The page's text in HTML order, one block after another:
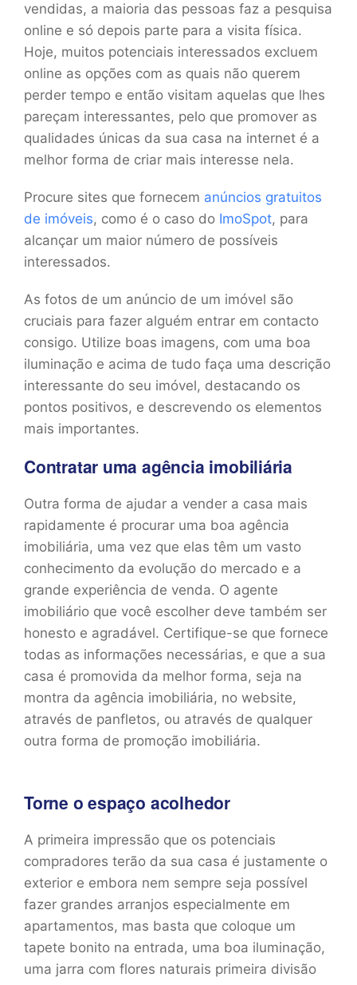
vendidas, a maioria das pessoas faz a pesquisa
online e só depois parte para a visita física.
Hoje, muitos potenciais interessados excluem
online as opções com as quais não querem
perder tempo e então visitam aquelas que lhes
pareçam interessantes, pelo que promover as
qualidades únicas da sua casa na internet é a
melhor forma de criar mais interesse nela.
Procure sites que fornecem anúncios gratuitos
de imóveis, como é o caso do ImoSpot, para
alcançar um maior número de possíveis
interessados.
As fotos de um anúncio de um imóvel são
cruciais para fazer alguém entrar em contacto
consigo. Utilize boas imagens, com uma boa
iluminação e acima de tudo faça uma descrição
interessante do seu imóvel, destacando os
pontos positivos, e descrevendo os elementos
mais importantes.
Contratar uma agência imobiliária
Outra forma de ajudar a vender a casa mais
rapidamente é procurar uma boa agência
imobiliária, uma vez que elas têm um vasto
conhecimento da evolução do mercado e a
grande experiência de venda. O agente
imobiliário que você escolher deve também ser
honesto e agradável. Certifique-se que fornece
todas as informações necessárias, e que a sua
casa é promovida da melhor forma, seja na
montra da agência imobiliária, no website,
através de panfletos, ou através de qualquer
outra forma de promoção imobiliária.
Torne o espaço acolhedor
A primeira impressão que os potenciais
compradores terão da sua casa é justamente o
exterior e embora nem sempre seja possível
fazer grandes arranjos especialmente em
apartamentos, mas basta que coloque um
tapete bonito na entrada, uma boa iluminação,
uma jarra com flores naturais primeira divisão